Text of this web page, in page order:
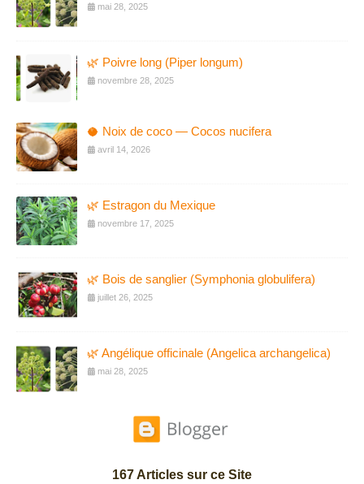
mai 28, 2025
🌿 Poivre long (Piper longum)
novembre 28, 2025
🥥 Noix de coco — Cocos nucifera
avril 14, 2026
🌿 Estragon du Mexique
novembre 17, 2025
🌿 Bois de sanglier (Symphonia globulifera)
juillet 26, 2025
🌿 Angélique officinale (Angelica archangelica)
mai 28, 2025
167 Articles sur ce Site